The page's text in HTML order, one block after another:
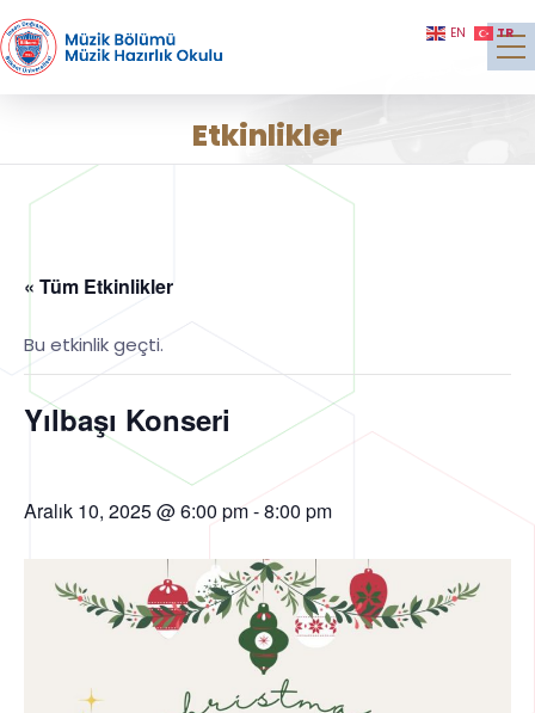
Etkinlikler
« Tüm Etkinlikler
Bu etkinlik geçti.
Yılbaşı Konseri
Aralık 10, 2025 @ 6:00 pm-8:00 pm
EN TR